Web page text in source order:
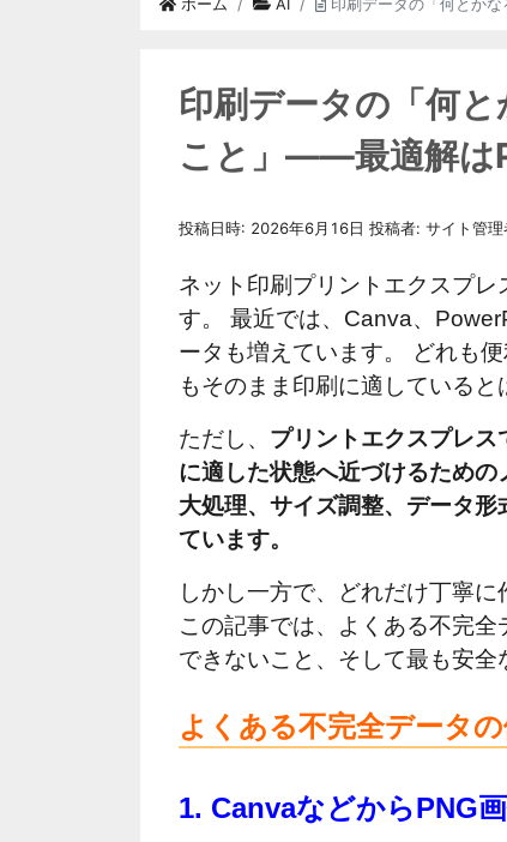
ホーム AI 印刷データの「何とか
印刷データの「何
こと」——最適解は
投稿日時: 2026年6月16日 投稿者: サイト管理
ネット印刷プリントエクスプ
す。 最近では、Canva、
ータも増えています。 どれも
もそのまま印刷に適していると
ただし、 プリントエクスプレス
に適した状態へ近づけるため
大処理、サイズ調整、データ
ています。
しかし一方で、どれだけ丁寧
この記事では、よくある不完
できないこと、そして最も安全
よくある不完全データの
1. CanvaなどからPNG